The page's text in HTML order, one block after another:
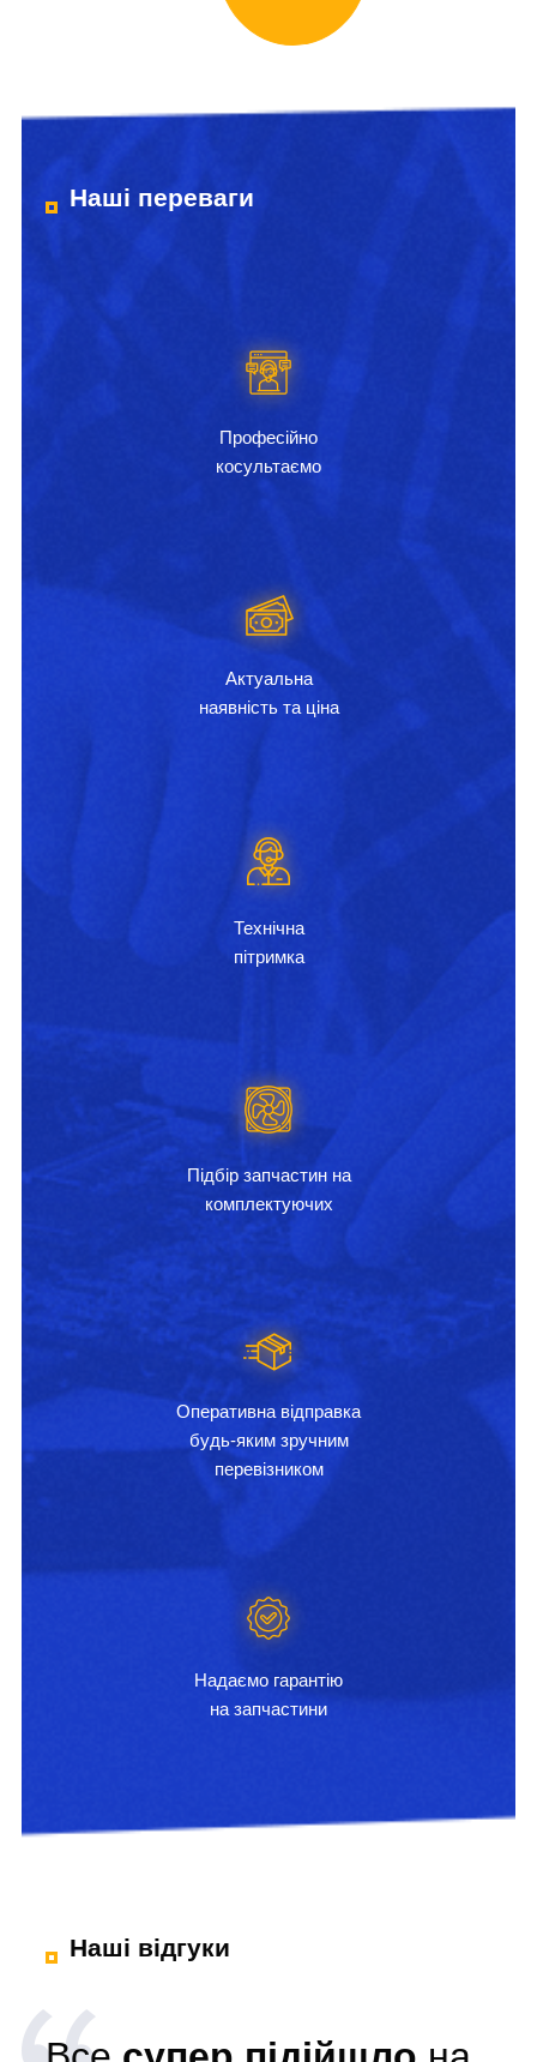
Наші переваги
Професійно
косультаємо
Актуальна
наявність та ціна
Технічна
пітримка
Підбір запчастин на
комплектуючих
Оперативна відправка
будь-яким зручним
перевізником
Надаємо гарантію
на запчастини
Наші відгуки